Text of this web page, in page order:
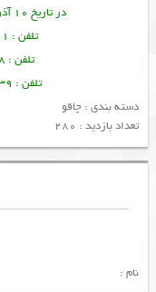
در تاریخ 10 آذر 1404 این مطلب نوشته شده است.
تلفن : 09356107101 تورج امین فر
تلفن : 09378003488 ساسان پرتو
تلفن : 09128931339 منصور امین فر
دسته بندی : چاقو
تعداد بازدید : 280
نام :